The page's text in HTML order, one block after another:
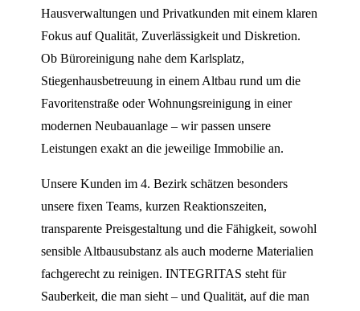
Hausverwaltungen und Privatkunden mit einem klaren
Fokus auf Qualität, Zuverlässigkeit und Diskretion.
Ob Büroreinigung nahe dem Karlsplatz,
Stiegenhausbetreuung in einem Altbau rund um die
Favoritenstraße oder Wohnungsreinigung in einer
modernen Neubauanlage – wir passen unsere
Leistungen exakt an die jeweilige Immobilie an.
Unsere Kunden im 4. Bezirk schätzen besonders
unsere fixen Teams, kurzen Reaktionszeiten,
transparente Preisgestaltung und die Fähigkeit, sowohl
sensible Altbausubstanz als auch moderne Materialien
fachgerecht zu reinigen. INTEGRITAS steht für
Sauberkeit, die man sieht – und Qualität, auf die man